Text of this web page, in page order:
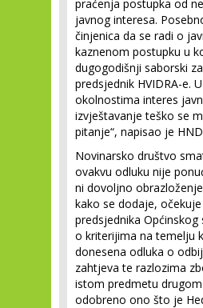
praćenja postupka od
javnog interesa.
činjenica da se radi o
kaznenom postupku u
dugogodišnji saborski
predsjednik HVIDRA-e.
okolnostima interes
izvještavanje teško se
pitanje“, napisao je
Novinarsko društvo
ovakvu odluku nije
ni dovoljno
kako se dodaje,
predsjednika Općinskog
o kriterijima na temelju
donesena odluka o
zahtjeva te razlozima
istom predmetu
odobreno ono što je